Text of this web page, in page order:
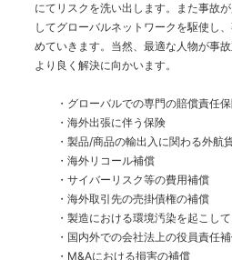
にてリスクを洗い出します。また事故
してグローバルネットワークを駆使し
めていきます。当然、最適な人物が事
より良く解決に向かいます。
・グローバルでの専門の賠償責
・海外出張に伴う保険
・製品/商品の輸出入に関わる外
・海外リコール補償
・サイバーリスク等の費用補償
・海外取引先の売掛債権の補償
・製造における環境汚染を起こし
・国内外での会社法上の役員責
・M&Aにおける損害の補償